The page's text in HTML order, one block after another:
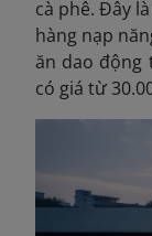
cà phê. Đây
hàng nạp
ăn dao động
có giá từ